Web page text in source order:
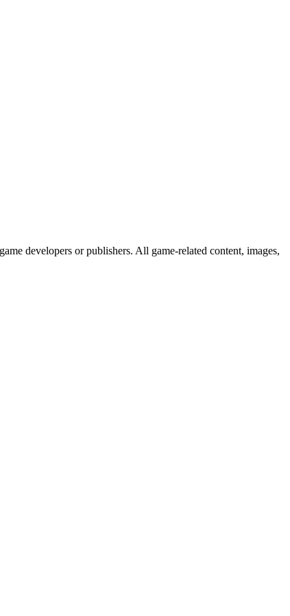
developers or publishers. All game-related content, images,